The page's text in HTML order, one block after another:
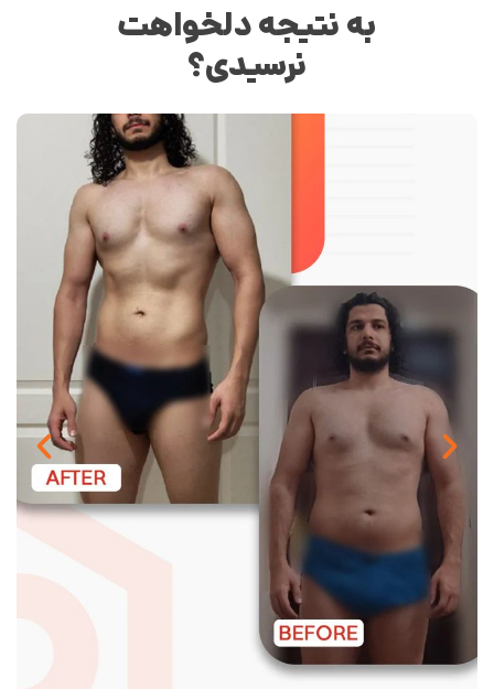
به نتیجه دلخواهت
نرسیدی؟